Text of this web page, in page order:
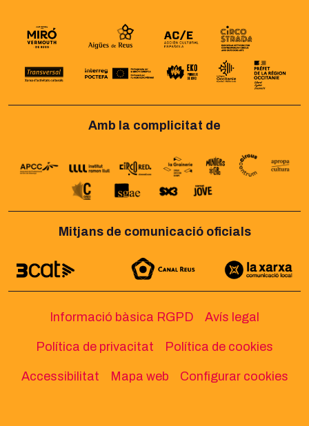
Amb la complicitat de
Mitjans de comunicació oficials
Informació bàsica RGPD Avís legal
Política de privacitat Política de cookies
Accessibilitat Mapa web Configurar cookies